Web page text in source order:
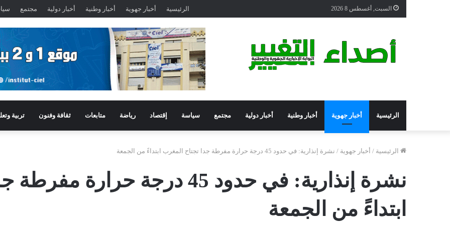
السبت, أغسطس 8 2026 الرئيسية أخبار جهوية أخبار وطنية أخبار دولية مجتمع
الرئيسية أخبار جهوية أخبار وطنية أخبار دولية مجتمع سياسة إقتصاد رياضة متابعات ثقافة وفنون تربية
الرئيسية / أخبار جهوية / نشرة إنذارية: في حدود 45 درجة حرارة مفرطة جدا تجتاح المغرب ابتداءً من الجمعة
نشرة إنذارية: في حدود 45 درجة
ابتداءً من الجمعة